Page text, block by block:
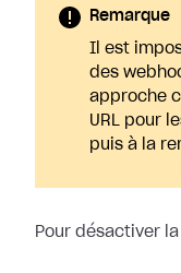
Remarque
Il est
des
approche
URL pour
puis à la
Pour désactiver